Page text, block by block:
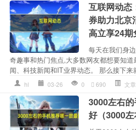
互联网动态
券助力北京
高立享24期
每天在我们身
奇趣事和热门焦点,大多数网友都想要知
闻、科技新闻和IT业界动态。 那么接下
hl 03-26 0 690 文
3000左右
好（3000左